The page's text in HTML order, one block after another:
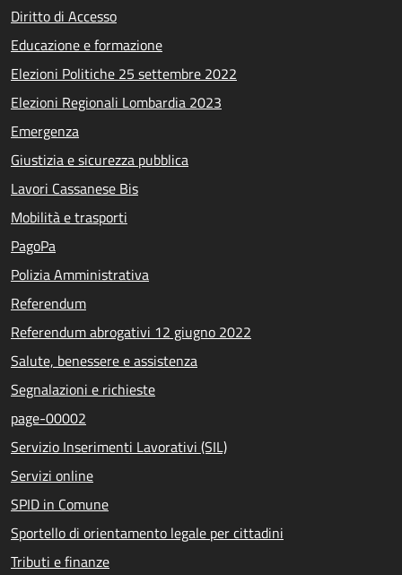
Diritto di Accesso
Educazione e formazione
Elezioni Politiche 25 settembre 2022
Elezioni Regionali Lombardia 2023
Emergenza
Giustizia e sicurezza pubblica
Lavori Cassanese Bis
Mobilità e trasporti
PagoPa
Polizia Amministrativa
Referendum
Referendum abrogativi 12 giugno 2022
Salute, benessere e assistenza
Segnalazioni e richieste
page-00002
Servizio Inserimenti Lavorativi (SIL)
Servizi online
SPID in Comune
Sportello di orientamento legale per cittadini
Tributi e finanze